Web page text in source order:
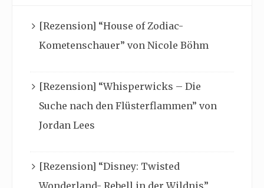
[Rezension] “House of Zodiac-
Kometenschauer” von Nicole Böhm
[Rezension] “Whisperwicks – Die
Suche nach den Flüsterflammen” von
Jordan Lees
[Rezension] “Disney: Twisted